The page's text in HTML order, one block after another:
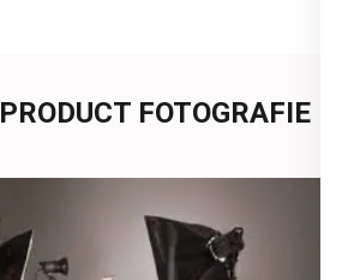
PRODUCT FOTOGRAFIE